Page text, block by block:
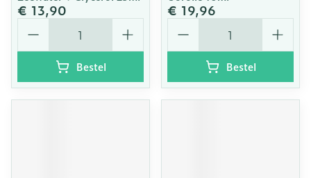
€ 13,90
Aantal
Bestel
€ 19,96
Aantal
Bestel